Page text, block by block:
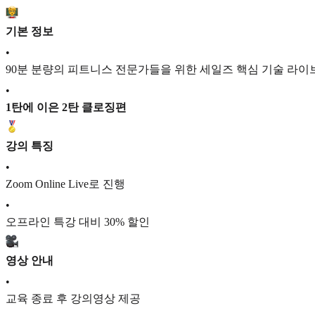
기본 정보
•
90분 분량의 피트니스 전문가들을 위한 세일즈 핵심 기술 라이
•
1탄에 이은 2탄 클로징편
강의 특징
•
Zoom Online Live로 진행
•
오프라인 특강 대비 30% 할인
영상 안내
•
교육 종료 후 강의영상 제공